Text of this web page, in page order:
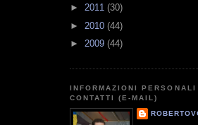
► 2011 (30)
► 2010 (44)
► 2009 (44)
INFORMAZIONI PERSONALI
CONTATTI (E-MAIL)